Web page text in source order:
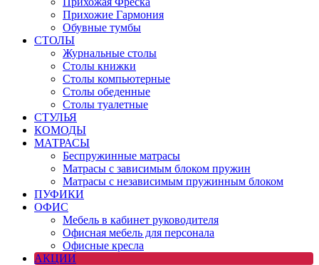
Прихожие Гармония
Обувные тумбы
СТОЛЫ
Журнальные столы
Столы книжки
Столы компьютерные
Столы обеденные
Столы туалетные
СТУЛЬЯ
КОМОДЫ
МАТРАСЫ
Беспружинные матрасы
Матрасы с зависимым блоком пружин
Матрасы с независимым пружинным блоком
ПУФИКИ
ОФИС
Мебель в кабинет руководителя
Офисная мебель для персонала
Офисные кресла
АКЦИИ